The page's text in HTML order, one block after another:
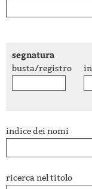
segnatura
busta/registro
indice dei nomi
ricerca nel titolo